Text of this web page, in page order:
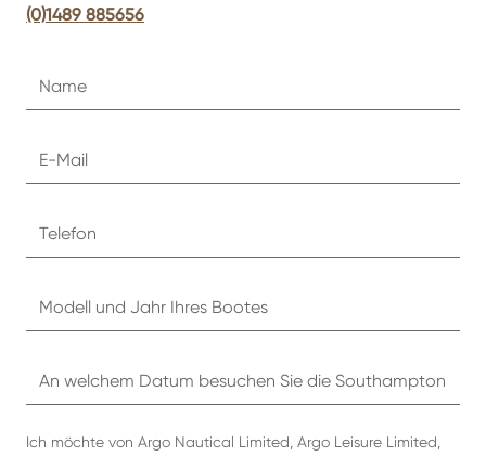
(0)1489 885656
Ich möchte von Argo Nautical Limited, Argo Leisure Limited,